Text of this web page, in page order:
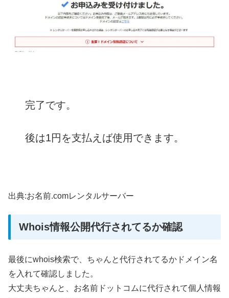
完了です。
後は1円を支払えば使用できます。
出典:お名前.comレンタルサーバー
Whois情報公開代行されてるか確認
最後にwhois検索で、ちゃんと代行されてるかドメイン名
を入れて確認しました。
大丈夫ちゃんと、お名前ドットコムに代行されて個人情報